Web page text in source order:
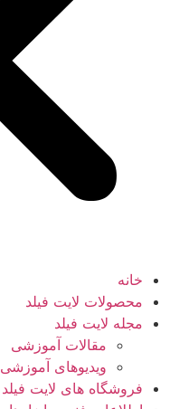
خانه
محصولات لایت فیلد
مجله لایت فیلد
مقالات آموزشی
ویدیوهای آموزشی
فروشگاه های لایت فیلد